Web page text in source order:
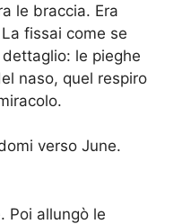
le braccia. Era
fissai come se
le pieghe
naso, quel respiro
verso June.
Poi allungò le